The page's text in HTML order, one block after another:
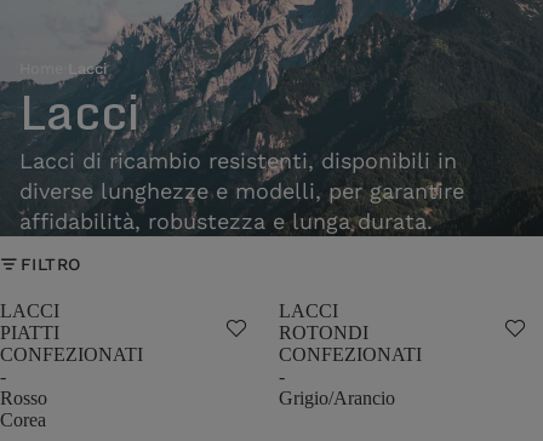
Lacci
Lacci
Lacci di ricambio resistenti, disponibili in
diverse lunghezze e modelli, per garantire
affidabilità, robustezza e lunga durata.
FILTRO
LACCI
PIATTI
CONFEZIONATI
-
Rosso
Corea
LACCI
ROTONDI
CONFEZIONATI
-
Grigio/Arancio